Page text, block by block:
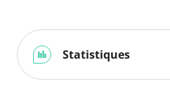
Statistiques